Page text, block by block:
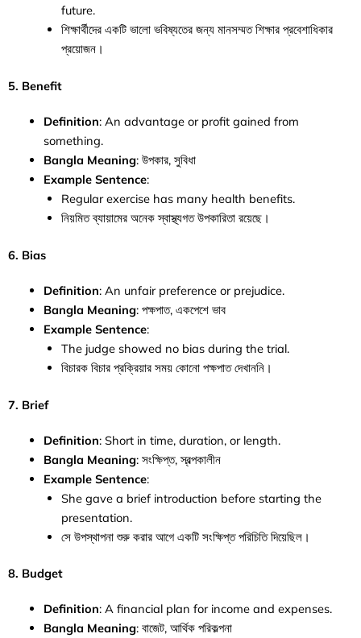
future.
শিক্ষার্থীদের একটি ভালো ভবিষ্যতের জন্য মানসম্মত শিক্ষার প্রবেশাধিকার
প্রয়োজন।
5. Benefit
Definition: An advantage or profit gained from
something.
Bangla Meaning: উপকার, সুবিধা
Example Sentence:
Regular exercise has many health benefits.
নিয়মিত ব্যায়ামের অনেক স্বাস্থ্যগত উপকারিতা রয়েছে।
6. Bias
Definition: An unfair preference or prejudice.
Bangla Meaning: পক্ষপাত, একপেশে ভাব
Example Sentence:
The judge showed no bias during the trial.
বিচারক বিচার প্রক্রিয়ার সময় কোনো পক্ষপাত দেখাননি।
7. Brief
Definition: Short in time, duration, or length.
Bangla Meaning: সংক্ষিপ্ত, স্বল্পকালীন
Example Sentence:
She gave a brief introduction before starting the
presentation.
সে উপস্থাপনা শুরু করার আগে একটি সংক্ষিপ্ত পরিচিতি দিয়েছিল।
8. Budget
Definition: A financial plan for income and expenses.
Bangla Meaning: বাজেট, আর্থিক পরিকল্পনা